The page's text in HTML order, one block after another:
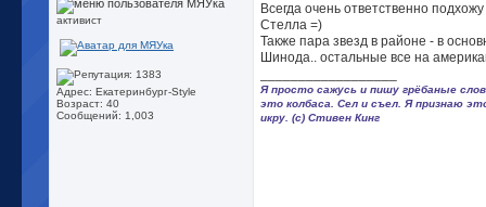
активист
Адрес: Екатеринбург-Style
Возраст: 40
Сообщений: 1,003
Всегда очень ответственно
Стелла =)
Также пара звезд в районе - в
Шинода.. остальные все на
Я просто сажусь и пишу грёбаные
это колбаса. Сел и съел. Я признаю
икру. (с) Стивен Кинг